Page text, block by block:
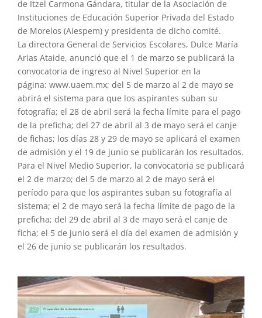
de Itzel Carmona Gándara, titular de la Asociación de
Instituciones de Educación Superior Privada del Estado
de Morelos (Aiespem) y presidenta de dicho comité.
La directora General de Servicios Escolares, Dulce María
Arias Ataide, anunció que el 1 de marzo se publicará la
convocatoria de ingreso al Nivel Superior en la
página: www.uaem.mx; del 5 de marzo al 2 de mayo se
abrirá el sistema para que los aspirantes suban su
fotografía; el 28 de abril será la fecha límite para el pago
de la preficha; del 27 de abril al 3 de mayo será el canje
de fichas; los días 28 y 29 de mayo se aplicará el examen
de admisión y el 19 de junio se publicarán los resultados.
Para el Nivel Medio Superior, la convocatoria se publicará
el 2 de marzo; del 5 de marzo al 2 de mayo será el
período para que los aspirantes suban su fotografía al
sistema; el 2 de mayo será la fecha límite de pago de la
preficha; del 29 de abril al 3 de mayo será el canje de
ficha; el 5 de junio será el día del examen de admisión y
el 26 de junio se publicarán los resultados.